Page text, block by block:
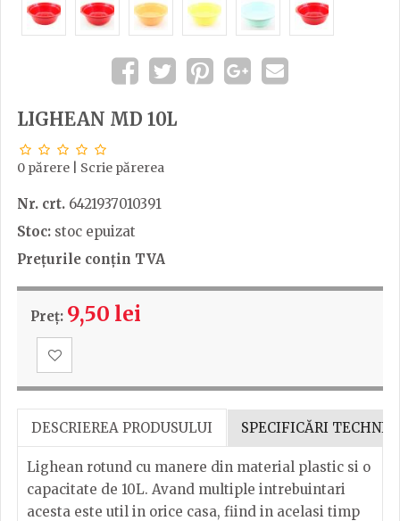
LIGHEAN MD 10L
0 părere Scrie părerea
Nr. crt. 6421937010391
Stoc: stoc epuizat
Prețurile conțin TVA
Preț: 9,50 lei
DESCRIEREA PRODUSULUI SPECIFICĂRI
Lighean rotund cu manere din material plastic si o
capacitate de 10L. Avand multiple intrebuintari
acesta este util in orice casa, fiind in acelasi timp